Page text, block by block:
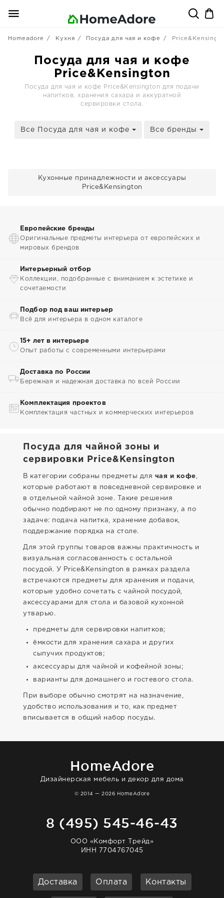
Homeadore Кухня Посуда для чая и кофе
Посуда для чая и кофе
Price&Kensington
Посуда для чая и кофе Price&Kensington для подачи
напитков, хранения сахара и аккуратной
сервировки стола.
Все Посуда для чая и кофе Все бренды
Кухонные принадлежности и аксессуары
Price&Kensington
Европейские бренды
Оригинальные предметы интерьера от европейских и
мировых брендов
Интерьерный отбор
Коллекции, подобранные с вниманием к эстетике и
сочетаемости
Подбор под ваш интерьер
Всё для интерьера в одном каталоге
15+ лет в интерьере
Опыт работы с современными интерьерами
Доставка по России
Бережная и надежная доставка по всей России
Комплектация проектов
Комплектация частных и коммерческих интерьеров
Посуда для чайной зоны и
сервировки Price&Kensington
В категории собраны предметы для чая и кофе
которые работают в повседневной сервировке и
в отдельной чайной зоне. Такие решения
обычно подбирают не по одному признаку, а по
задаче: подача напитка, хранение добавок,
поддержание порядка на столе.
Для этой группы товаров важны практичность и
визуальная согласованность с остальной
посудой. У Price&Kensington в рамках раздела
встречаются предметы для хранения и подачи,
которые удобно сочетать с чайной посудой,
аксессуарами для стола и базовой кухонной
утварью.
предметы для сервировки напитков;
ёмкости для хранения сахарa и других
сыпучих продуктов;
аксессуары для чайной и кофейной зоны;
варианты для домашнего и гостевого стола.
При выборе обычно смотрят на назначение,
удобство использования и то, как предмет
вписывается в общий набор посуды.
HomeAdore
Дизайнерская мебель и декор для дома
© 2014 — 2026 HomeAdore
8 (495) 545-46-43
ООО «Комфорт Трейд»
ИНН 7704767045
Доставка Оплата Контакты